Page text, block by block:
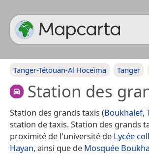
Tanger-Tétouan-Al Hoceïma Tanger
Station des
Station des grands taxis (Boukhalef,
station de taxis. Station des grands
proximité de l'université de Lycée
Hayan, ainsi que de Mosquée